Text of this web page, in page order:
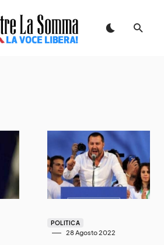
POLITICA
28 Agosto 2022